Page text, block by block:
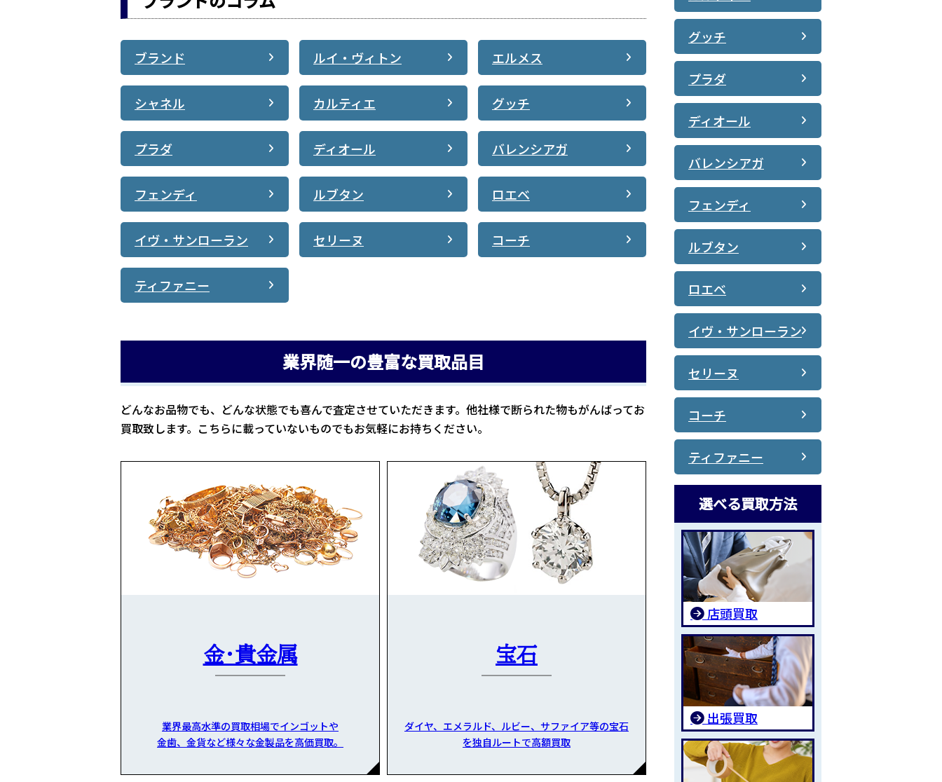
ブランド ルイ・ヴィトン エルメス
シャネル カルティエ グッチ
プラダ ディオール バレンシアガ
フェンディ ルブタン ロエベ
イヴ・サンローラン セリーヌ コーチ
ティファニー
業界随一の豊富な買取品目
どんなお品物でも、どんな状態でも喜んで査定させていただきます。他社様で断られた物もがんばってお
買取致します。こちらに載っていないものでもお気軽にお持ちください。
金・貴金属
業界最高水準の買取相場でインゴットや
金歯、金貨など様々な金製品を高価買取。
宝石
ダイヤ、エメラルド、ルビー、サファイア等の宝石
を独自ルートで高額買取
グッチ
プラダ
ディオール
バレンシアガ
フェンディ
ルブタン
ロエベ
イヴ・サンローラン
セリーヌ
コーチ
ティファニー
選べる買取方法
店頭買取
出張買取